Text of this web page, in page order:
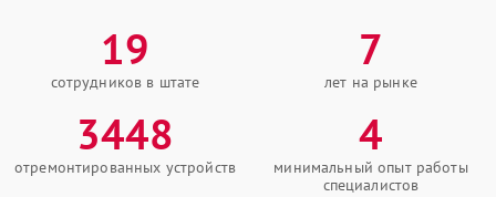
19
сотрудников в штате
7
лет на рынке
3448
отремонтированных устройств
4
минимальный опыт работы
специалистов